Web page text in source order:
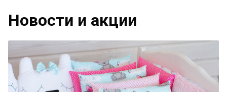
Новости и акции